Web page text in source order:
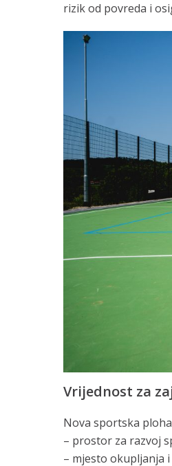
rizik od povreda i
Vrijednost za
Nova sportska
– prostor za razvoj
– mjesto okupljanja